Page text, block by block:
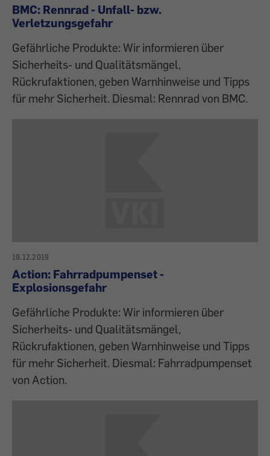
BMC: Rennrad - Unfall- bzw.
Verletzungsgefahr
Gefährliche Produkte: Wir informieren über
Sicherheits- und Qualitätsmängel,
Rückrufaktionen, geben Warnhinweise und Tipps
für mehr Sicherheit. Diesmal: Rennrad von BMC.
19.12.2019
Action: Fahrradpumpenset -
Explosionsgefahr
Gefährliche Produkte: Wir informieren über
Sicherheits- und Qualitätsmängel,
Rückrufaktionen, geben Warnhinweise und Tipps
für mehr Sicherheit. Diesmal: Fahrradpumpenset
von Action.